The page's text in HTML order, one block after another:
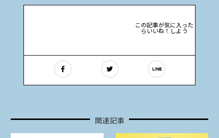
この記事が気に入った
らいいね！しよう
関連記事